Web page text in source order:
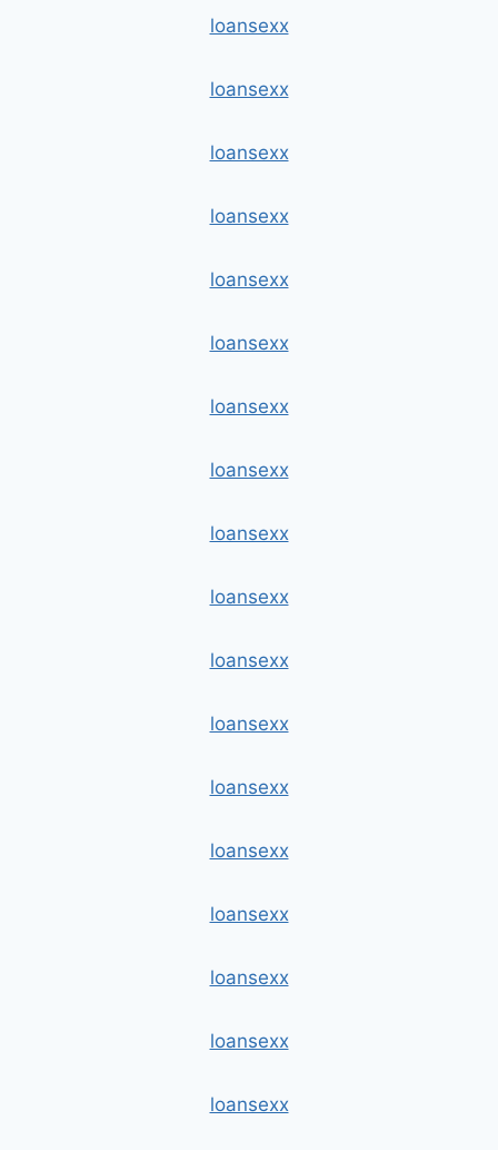
loansexx
loansexx
loansexx
loansexx
loansexx
loansexx
loansexx
loansexx
loansexx
loansexx
loansexx
loansexx
loansexx
loansexx
loansexx
loansexx
loansexx
loansexx